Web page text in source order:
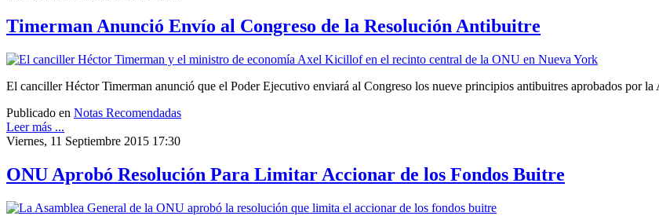
Timerman Anunció Envío al Congreso de la Resolución Antibuitre
El canciller Héctor Timerman anunció que el Poder Ejecutivo enviará al Congreso los nueve principios antibuitres aprobados por
Publicado en Notas Recomendadas
Leer más ...
Viernes, 11 Septiembre 2015 17:30
ONU Aprobó Resolución Para Limitar Accionar de los Fondos Buitre